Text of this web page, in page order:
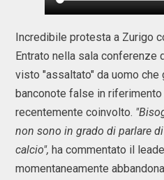
Incredibile protesta a Zurigo
Entrato nella sala conferenze
visto "assaltato" da uomo
banconote false in
recentemente coinvolto.
non sono in grado di parlare
calcio", ha commentato il
momentaneamente